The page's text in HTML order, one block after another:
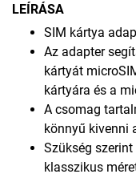
LEÍRÁSA
SIM kártya
Az adapter
kártyát
kártyára és a
A csomag
könnyű kivenni
Szükség
klasszikus